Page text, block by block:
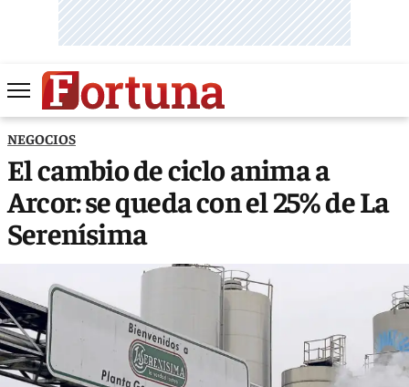
NEGOCIOS
El cambio de ciclo anima a
Arcor: se queda con el 25% de La
Serenísima